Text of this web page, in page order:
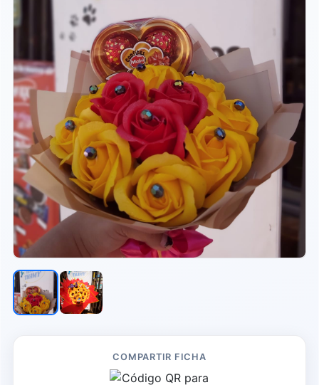
COMPARTIR FICHA